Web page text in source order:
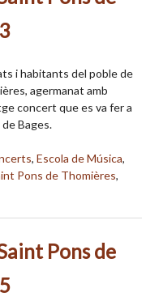
i habitants del poble de
agermanat amb
concert que es va fer a
Bages.
, Escola de Música,
Pons de Thomières,
Pons de